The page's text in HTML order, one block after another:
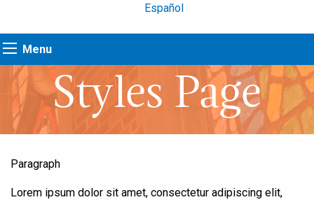
Español
Menu
Styles Page
Paragraph
Lorem ipsum dolor sit amet, consectetur adipiscing elit,